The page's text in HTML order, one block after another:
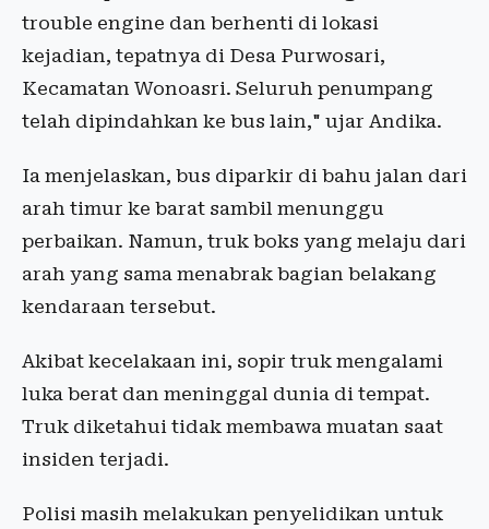
trouble engine dan berhenti di lokasi
kejadian, tepatnya di Desa Purwosari,
Kecamatan Wonoasri. Seluruh penumpang
telah dipindahkan ke bus lain," ujar Andika.
Ia menjelaskan, bus diparkir di bahu jalan dari
arah timur ke barat sambil menunggu
perbaikan. Namun, truk boks yang melaju dari
arah yang sama menabrak bagian belakang
kendaraan tersebut.
Akibat kecelakaan ini, sopir truk mengalami
luka berat dan meninggal dunia di tempat.
Truk diketahui tidak membawa muatan saat
insiden terjadi.
Polisi masih melakukan penyelidikan untuk